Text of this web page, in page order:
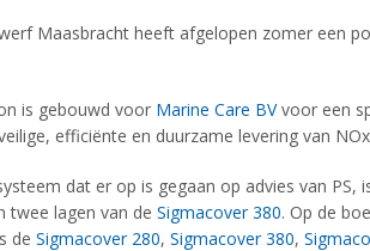
Maasbracht heeft afgelopen zomer een
is gebouwd voor Marine Care BVvoor een
efficiënte en duurzame levering van
dat er op is gegaan op advies van PS,
twee lagen van de Sigmacover 380. Op de
de Sigmacover 280, Sigmacover 380,